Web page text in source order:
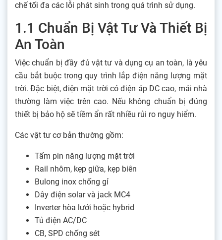
chế tối đa các lỗi phát sinh trong quá trình sử dụng.
1.1 Chuẩn Bị Vật Tư Và Thiết Bị
An Toàn
Việc chuẩn bị đầy đủ vật tư và dụng cụ an toàn, là yêu
cầu bắt buộc trong quy trình lắp điện năng lượng mặt
trời. Đặc biệt, điện mặt trời có điện áp DC cao, mái nhà
thường làm việc trên cao. Nếu không chuẩn bị đúng
thiết bị bảo hộ sẽ tiềm ẩn rất nhiều rủi ro nguy hiểm.
Các vật tư cơ bản thường gồm:
Tấm pin năng lượng mặt trời
Rail nhôm, kẹp giữa, kẹp biên
Bulong inox chống gỉ
Dây điện solar và jack MC4
Inverter hòa lưới hoặc hybrid
Tủ điện AC/DC
CB, SPD chống sét